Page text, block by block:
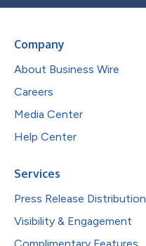
Company
About Business Wire
Careers
Media Center
Help Center
Services
Press Release Distribution
Visibility & Engagement